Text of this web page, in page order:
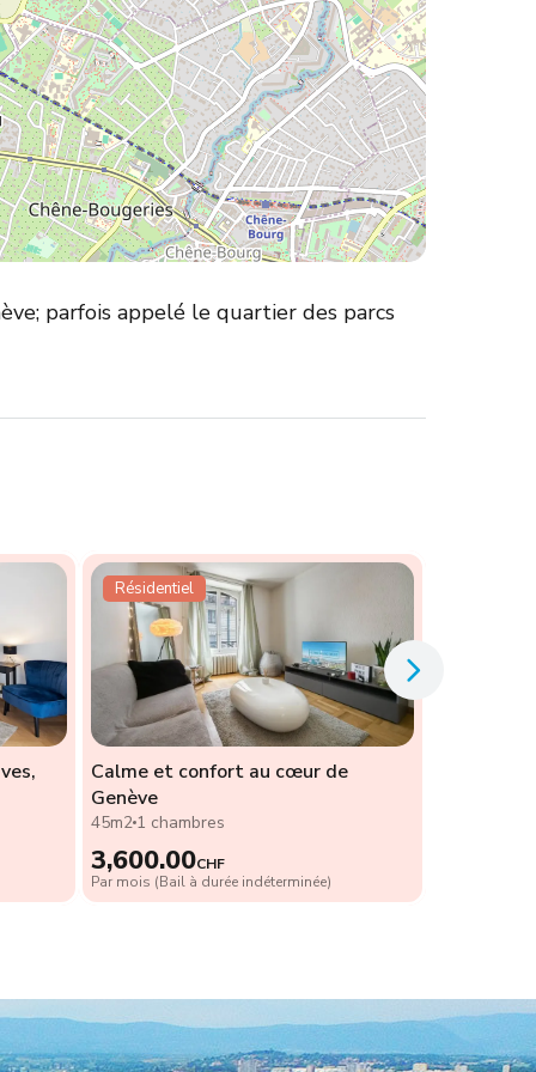
parfois appelé le quartier des parcs
Résidentiel
Calme et confort au cœur de
Genève
45m2 1 chambres
3,600.00CHF
Par mois (Bail à durée indéterminée)